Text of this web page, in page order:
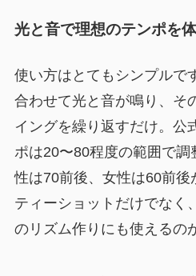
光と音で理想のテンポを
使い方はとてもシンプルで
合わせて光と音が鳴り、そ
イングを繰り返すだけ。公
ポは20〜80程度の範囲で調
性は70前後、女性は60前後
ティーショットだけでなく
のリズム作りにも使えるの